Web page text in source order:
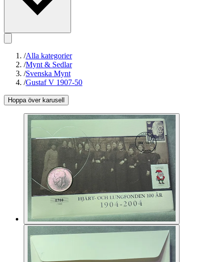
/Alla kategorier
/Mynt & Sedlar
/Svenska Mynt
/Gustaf V 1907-50
Hoppa över karusell